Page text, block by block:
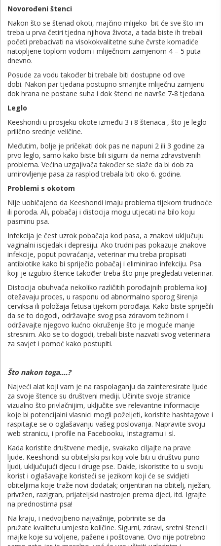
Novorođeni štenci
Nakon što se štenad okoti, majčino mlijeko bit će sve što im
treba u prva četiri tjedna njihova života, a tada biste ih trebali
početi prebacivati na visokokvalitetne suhe čvrste komadiće
natopljene toplom vodom i mliječnom zamjenom 4 – 5 puta
dnevno.
Posude za vodu također bi trebale biti dostupne od ove
dobi. Nakon par tjedana postupno smanjite mliječnu zamjenu
dok hrana ne postane suha i dok štenci ne navrše 7-8 tjedana.
Leglo
Keeshondi u prosjeku okote između 3 i 8 štenaca , što je leglo
prilično srednje veličine.
Međutim, bolje je pričekati dok pas ne napuni 2 ili 3 godine za
prvo leglo, samo kako biste bili sigurni da nema zdravstvenih
problema. Većina uzgajivača također se slaže da bi dob za
umirovljenje pasa za rasplod trebala biti oko 6. godine.
Problemi s okotom
Nije uobičajeno da Keeshondi imaju problema tijekom trudnoće
ili poroda. Ali, pobačaj i distocija mogu utjecati na bilo koju
pasminu psa.
Infekcija je čest uzrok pobačaja kod pasa, a znakovi uključuju
vaginalni iscjedak i depresiju. Ako trudni pas pokazuje znakove
infekcije, poput povraćanja, veterinar mu treba propisati
antibiotike kako bi spriječio pobačaj i eliminirao infekciju. Psa
koji je izgubio štence također treba što prije pregledati veterinar.
Distocija obuhvaća nekoliko različitih porođajnih problema koji
otežavaju proces, u rasponu od abnormalno sporog širenja
cerviksa ili položaja fetusa tijekom porođaja. Kako biste spriječili
da se to dogodi, održavajte svog psa zdravom težinom i
održavajte njegovo kućno okruženje što je moguće manje
stresnim. Ako se to dogodi, trebali biste nazvati svog veterinara
za savjet i pomoć kako postupiti.
Što nakon toga….?
Najveći alat koji vam je na raspolaganju da zainteresirate ljude
za svoje štence su društveni mediji. Učinite svoje stranice
vizualno što privlačnijim, uključite sve relevantne informacije
koje bi potencijalni vlasnici mogli poželjeti, koristite hashtagove i
raspitajte se o oglašavanju vašeg poslovanja. Napravite svoju
web stranicu, i profile na Facebooku, Instagramu i sl.
Kada koristite društvene medije, svakako ciljajte na prave
ljude. Keeshondi su obiteljski psi koji vole biti u društvu puno
ljudi, uključujući djecu i druge pse. Dakle, iskoristite to u svoju
korist i oglašavajte koristeći se jezikom koji će se svidjeti
obiteljima koje traže novi dodatak; orijentiran na obitelj, nježan,
privržen, razigran, prijateljski nastrojen prema djeci, itd. Igrajte
na prednostima psa!
Na kraju, i nedvojbeno najvažnije, pobrinite se da
pružate kvalitetu umjesto količine. Sigurni, zdravi, sretni štenci i
majke koje su voljene, pažene i poštovane. Ovo nije potrebno